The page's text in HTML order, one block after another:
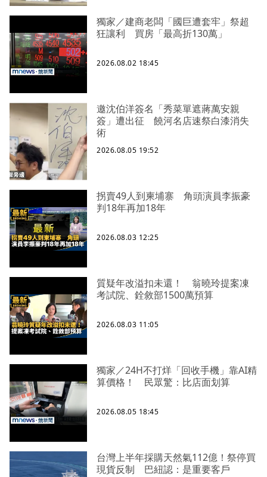
獨家／建商老闆「國巨遭套牢」祭超
狂讓利 買房「最高折130萬」
2026.08.02 18:45
邀沈伯洋簽名「秀菜單遮蔣萬安親
簽」遭出征 饒河名店速祭白漆消失
術
2026.08.05 19:52
拐賣49人到柬埔寨 角頭演員李振豪
判18年再加18年
2026.08.03 12:25
質疑年改溢扣未還！ 翁曉玲提案凍
考試院、銓敘部1500萬預算
2026.08.03 11:05
獨家／24H不打烊「回收手機」靠AI精
算價格！ 民眾驚：比店面划算
2026.08.05 18:45
台灣上半年採購天然氣112億！祭停買
現貨反制 巴紐認：是重要客戶